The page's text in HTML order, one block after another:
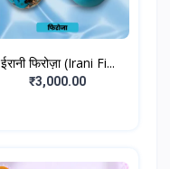
ईरानी फिरोज़ा (Irani Fi...
₹3,000.00